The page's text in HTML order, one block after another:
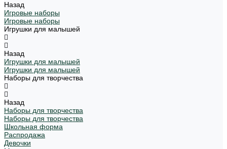
Назад
Игровые наборы
Игровые наборы
Игрушки для малышей
Назад
Игрушки для малышей
Игрушки для малышей
Наборы для творчества
Назад
Наборы для творчества
Наборы для творчества
Школьная форма
Распродажа
Девочки